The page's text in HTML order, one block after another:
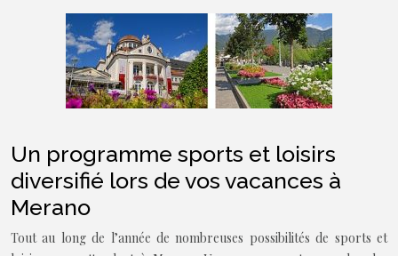
Un programme sports et loisirs
diversifié lors de vos vacances à
Merano
Tout au long de l’année de nombreuses possibilités de sports et